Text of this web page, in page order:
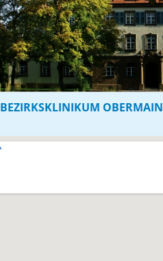
BEZIRKSKLINIKUM OBERMAIN